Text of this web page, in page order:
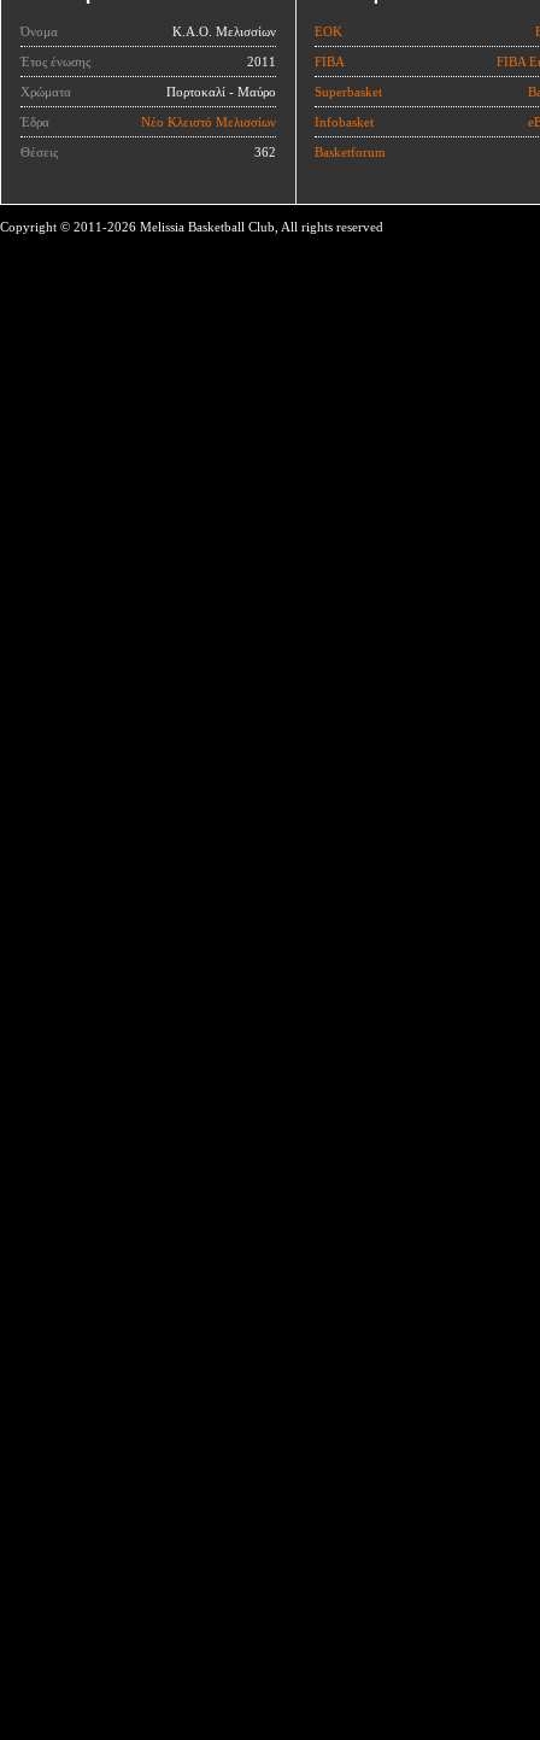
Όνομα Κ.Α.Ο. Μελισσίων
Έτος ένωσης 2011
Χρώματα Πορτοκαλί - Μαύρο
Έδρα Νέο Κλειστό Μελισσίων
Θέσεις 362
ΕΟΚ
FIBA FIBA
Superbasket
Infobasket
Basketforum
Copyright © 2011-2026 Melissia Basketball Club, All rights reserved